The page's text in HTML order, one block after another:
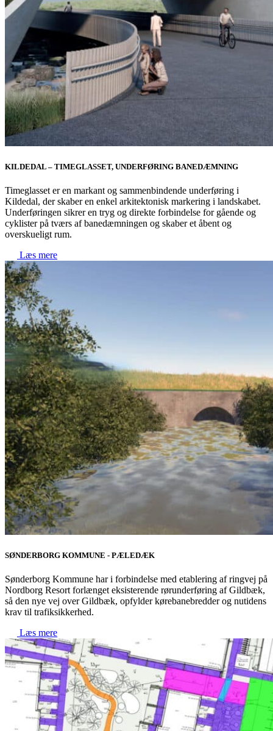
KILDEDAL – TIMEGLASSET, UNDERFØRING BANEDÆMNING
Timeglasset er en markant og sammenbindende underføring i
Kildedal, der skaber en enkel arkitektonisk markering i landskabet.
Underføringen sikrer en tryg og direkte forbindelse for gående og
cyklister på tværs af banedæmningen og skaber et åbent og
overskueligt rum.
Læs mere
SØNDERBORG KOMMUNE - PÆLEDÆK
Sønderborg Kommune har i forbindelse med etablering af ringvej på
Nordborg Resort forlænget eksisterende rørunderføring af Gildbæk,
så den nye vej over Gildbæk, opfylder kørebanebredder og nutidens
krav til trafiksikkerhed.
Læs mere